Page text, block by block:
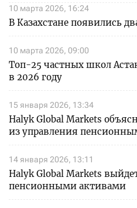
10 марта 2026, 16:24
В Казахстане появились
10 марта 2026, 09:00
Топ-25 частных школ
в 2026 году
15 января 2026, 13:34
Halyk Global Markets
из управления
14 января 2026, 13:11
Halyk Global Markets
пенсионными активами